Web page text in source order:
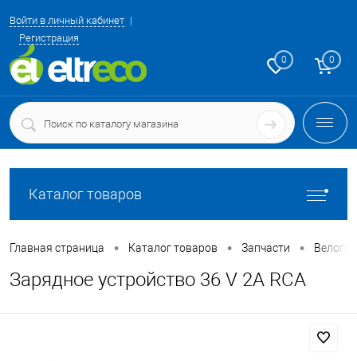
Войти в личный кабинет
Регистрация
0 0
Каталог товаров
Главная страница • Каталог товаров • Запчасти •
Зарядное устройство 36 V 2А RCA